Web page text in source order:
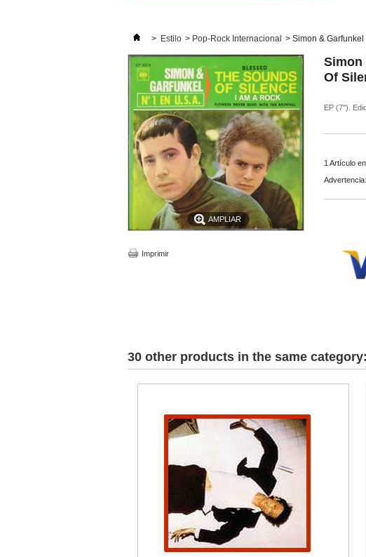
> Estilo > Pop-Rock Internacional > Simon &
AMPLIAR
Imprimir
Simon
Of
EP (7'').
1 Artículo
30 other products in the same category: